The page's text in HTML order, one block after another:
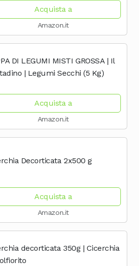
Acquista a
Amazon.it
DI LEGUMI MISTI GROSSA | Il
| Legumi Secchi (5 Kg)
Acquista a
Amazon.it
Decorticata 2x500 g
Acquista a
Amazon.it
decorticata 350g | Cicerchia